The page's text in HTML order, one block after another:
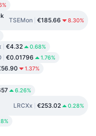
TSEMon €185.66 8.30%
€4.32 0.68%
€0.01796 1.76%
1.37%
6.26%
LRCXx €253.02 0.28%